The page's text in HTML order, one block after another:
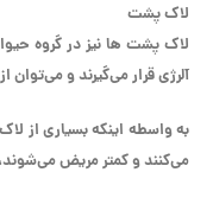
لاک پشت
لاک پشت ها نیز در گروه
آلرژی قرار می‌گیرند و می‌توان
به واسطه اینکه بسیاری از
می‌کنند و کمتر مریض